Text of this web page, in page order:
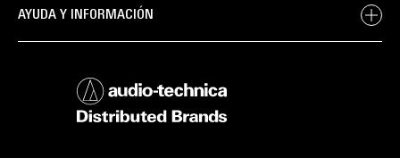
AYUDA Y INFORMACIÓN